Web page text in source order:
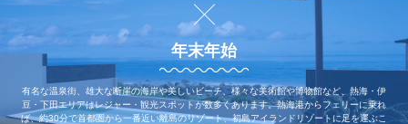
年末年始
有名な温泉街、雄大な断崖の海岸や美しいビーチ、様々な美術館や博物館など、熱海・伊
豆・下田エリアはレジャー・観光スポットが数多くあります。熱海港からフェリーに乗れ
ば、約30分で首都圏から一番近い離島のリゾート、初島アイランドリゾートに足を運ぶこ